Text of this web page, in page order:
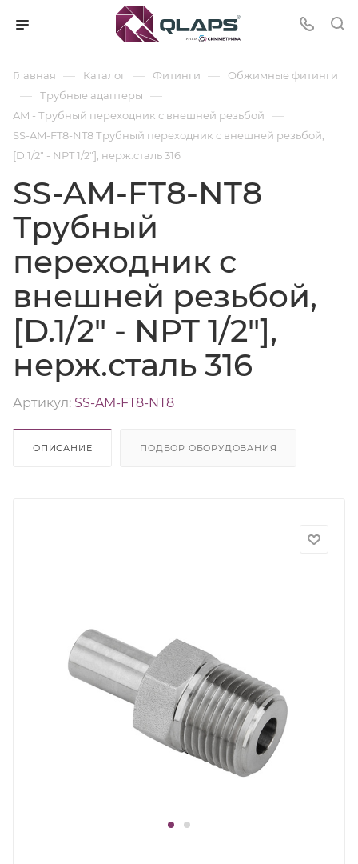
Главная — Каталог — Фитинги — Обжимные фитинги
— Трубные адаптеры —
AM - Трубный переходник с внешней резьбой —
SS-AM-FT8-NT8 Трубный переходник с внешней резьбой,
[D.1/2" - NPT 1/2"], нерж.сталь 316
SS-AM-FT8-NT8
Трубный
переходник с
внешней резьбой,
[D.1/2" - NPT 1/2"],
нерж.сталь 316
Артикул: SS-AM-FT8-NT8
ОПИСАНИЕ ПОДБОР ОБОРУДОВАНИЯ